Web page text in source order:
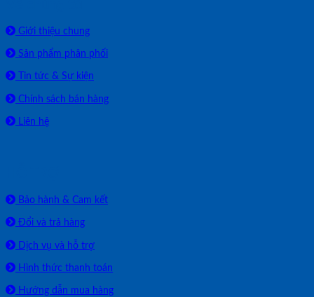
Giới thiệu chung
Sản phẩm phân phối
Tin tức & Sự kiện
Chính sách bán hàng
Liên hệ
Bảo hành & Cam kết
Đổi và trả hàng
Dịch vụ và hỗ trợ
Hình thức thanh toán
Hướng dẫn mua hàng